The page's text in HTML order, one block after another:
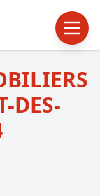
DES-